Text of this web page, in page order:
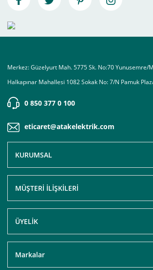
Merkez: Güzelyurt Mah. 5775 Sk. No:70 Yunusemre/
Halkapınar Mahallesi 1082 Sokak No: 7/N Pamuk
0 850 377 0 100
eticaret@atakelektrik.com
KURUMSAL
MÜŞTERİ İLİŞKİLERİ
ÜYELİK
Markalar